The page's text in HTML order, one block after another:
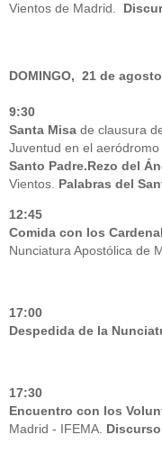
Vientos de Madrid.
DOMINGO, 21 de
9:30
Santa Misa de clausura
Juventud en el
Santo Padre.Rezo del
Vientos. Palabras del
12:45
Comida con los
Nunciatura Apostólica de
17:00
Despedida de la
17:30
Encuentro con los
Madrid - IFEMA.